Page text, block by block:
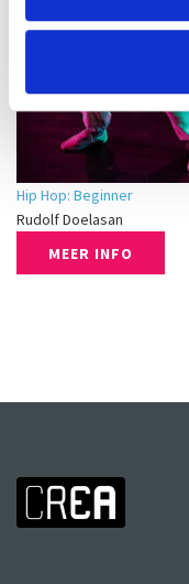
Hip Hop: Beginner
Rudolf Doelasan
MEER INFO